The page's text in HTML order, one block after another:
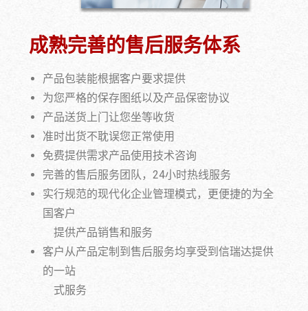
成熟完善的售后服务体系
产品包装能根据客户要求提供
为您严格的保存图纸以及产品保密协议
产品送货上门让您坐等收货
准时出货不耽误您正常使用
免费提供需求产品使用技术咨询
完善的售后服务团队，24小时热线服务
实行规范的现代化企业管理模式，更便捷的为全
国客户
提供产品销售和服务
客户从产品定制到售后服务均享受到信瑞达提供
的一站
式服务